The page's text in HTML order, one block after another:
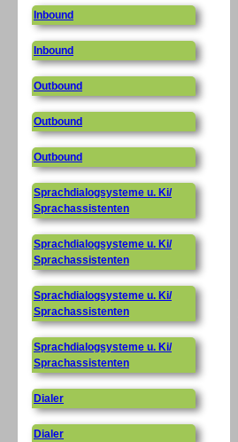
Inbound
Inbound
Outbound
Outbound
Outbound
Sprachdialogsysteme u. Ki/
Sprachassistenten
Sprachdialogsysteme u. Ki/
Sprachassistenten
Sprachdialogsysteme u. Ki/
Sprachassistenten
Sprachdialogsysteme u. Ki/
Sprachassistenten
Dialer
Dialer